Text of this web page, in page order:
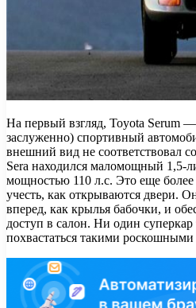
На первый взгляд, Toyota Serum
заслуженно) спортивный
внешний вид не соответствовал
Sera находился маломощный 1,5-
мощностью 110 л.с. Это еще более
учесть, как открываются двери.
вперед, как крылья бабочки, и
доступ в салон. Ни один
похвастаться такими